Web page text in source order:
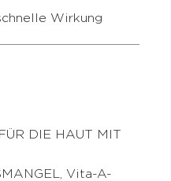
Wirkung
DIE HAUT MIT
Vita-A-